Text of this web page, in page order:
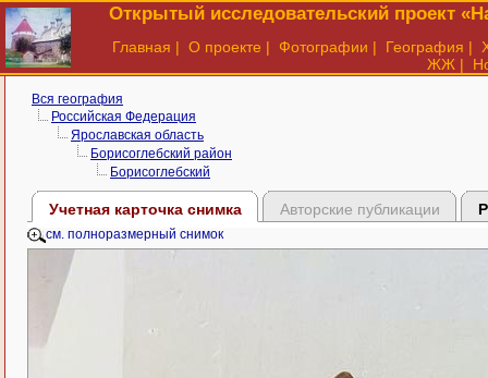
Открытый исследовательский проект
Главная | О проекте | Фотографии | География |
ЖЖ |
Вся география
Российская Федерация
Ярославская область
Борисоглебский район
Борисоглебский
Учетная карточка снимка Авторские публикации
см. полноразмерный снимок